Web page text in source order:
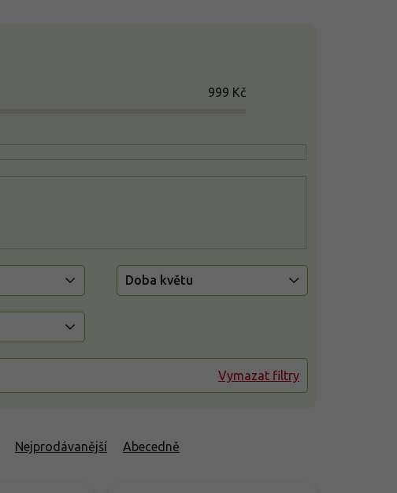
Nejprodávanější Abecedně
999 Kč
Doba květu
Vymazat filtry